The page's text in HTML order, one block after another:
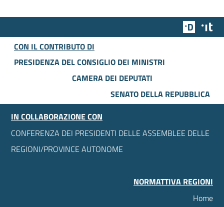
Team
CON IL CONTRIBUTO DI
PRESIDENZA DEL CONSIGLIO DEI MINISTRI
CAMERA DEI DEPUTATI
SENATO DELLA REPUBBLICA
IN COLLABORAZIONE CON
CONFERENZA DEI PRESIDENTI DELLE ASSEMBLEE DELLE
REGIONI/PROVINCE AUTONOME
NORMATTIVA REGIONI
Home